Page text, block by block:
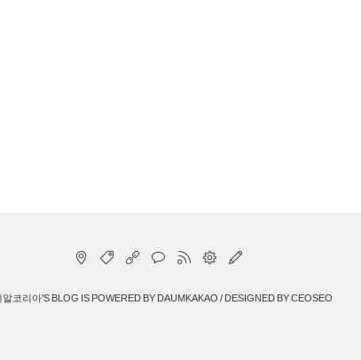
알코리아'S BLOG IS POWERED BY DAUMKAKAO / DESIGNED BYCEOSEO